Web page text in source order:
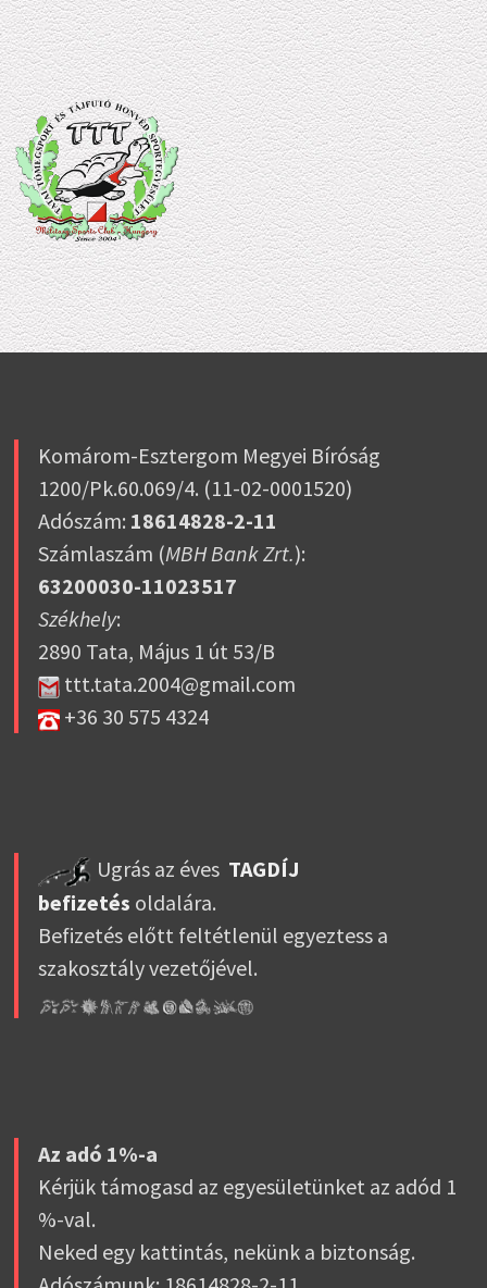
Komárom-Esztergom Megyei Bíróság
1200/Pk.60.069/4. (11-02-0001520)
Adószám: 18614828-2-11
Számlaszám (MBH Bank Zrt.):
63200030-11023517
Székhely:
2890 Tata, Május 1 út 53/B
ttt.tata.2004@gmail.com
+36 30 575 4324
Ugrás az éves TAGDÍJ
befizetés oldalára.
Befizetés előtt feltétlenül egyeztess a
szakosztály vezetőjével.
Az adó 1%-a
Kérjük támogasd az egyesületünket az adód 1
%-val.
Neked egy kattintás, nekünk a biztonság.